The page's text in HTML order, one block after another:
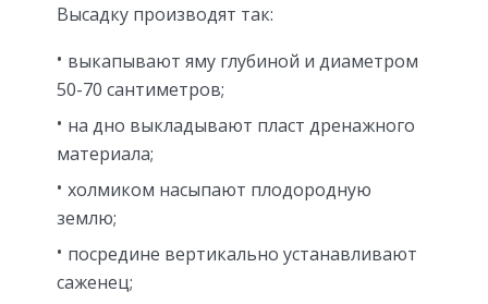
Высадку производят так:
выкапывают яму глубиной и диаметром
50-70 сантиметров;
на дно выкладывают пласт дренажного
материала;
холмиком насыпают плодородную
землю;
посредине вертикально устанавливают
саженец;